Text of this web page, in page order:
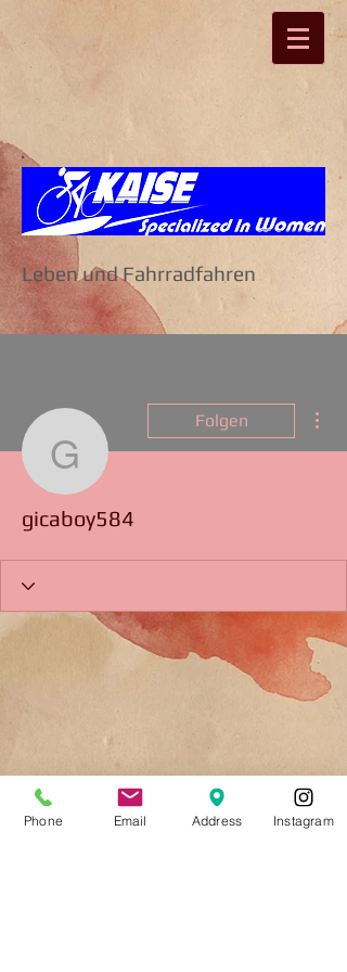
Leben und Fahrradfahren
gicaboy584
Folgen
gicaboy584
Phone Email Address Instagram